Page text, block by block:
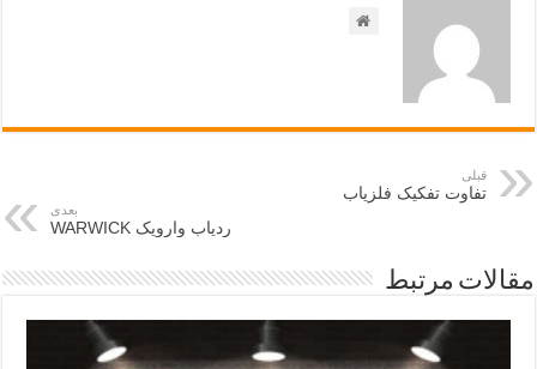
قبلی
تفاوت تفکیک فلزیاب
بعدی
ردیاب وارویک WARWICK
مقالات مرتبط